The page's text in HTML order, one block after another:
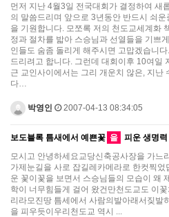
먼저 지난 4월3일 전국대회가 결정하여 새
의 말씀드리며 앞으로 3년동안 반드시 쇠
을 기원합니다. 모쪼록 저의 천도교세계화
정과 절차를 밟아 스승님과 선열들을 기쁘
인들도 숨좀 돌리게 해주시면 고맙겠습니
드리려고 합니다. 그런데 대회이후 10여일
근 교인사이에서는 그리 개운치 않은, 지난
다…
박영인 2007-04-13 08:34:05
보도블록 틈새에서 예쁜꽃 을
피운 생명력
모시고 안녕하세요교당신축공사장을 가느
가제눈길을 사로 잡길레카메라로 한컷찍
운 꽃이꽃을 보면서 스승님들의 모습이 왜
학이 너무힘들게 걸어 왔건만천도교도 이
리라모진땅 틈세에서 사람의발아래서짖발
을 피우듯이우리천도교 역시 ...